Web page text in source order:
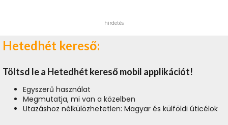
hirdetés
Hetedhét kereső:
Töltsd le a Hetedhét kereső mobil applikációt!
Egyszerű használat
Megmutatja, mi van a közelben
Utazáshoz nélkülözhetetlen: Magyar és külföldi úticélok